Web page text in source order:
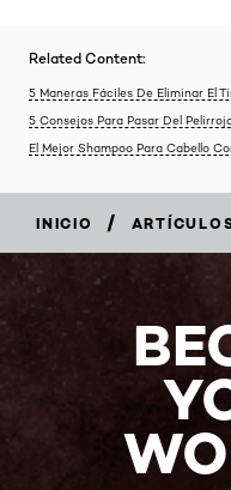
Related Content:
5 Maneras Fáciles De Eliminar El
5 Consejos Para Pasar Del
El Mejor Shampoo Para Cabello
INICIO /